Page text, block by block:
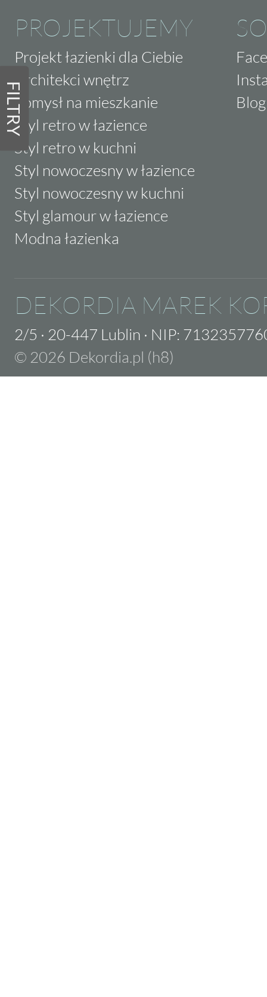
FILTRY
PROJEKTUJEMY
Projekt łazienki dla Ciebie
Architekci wnętrz
Pomysł na mieszkanie
Styl retro w łazience
Styl retro w kuchni
Styl nowoczesny w łazience
Styl nowoczesny w kuchni
Styl glamour w łazience
Modna łazienka
Blog
DEKORDIA MAREK
2/5 · 20-447 Lublin · NIP:
© 2026 Dekordia.pl (h8)